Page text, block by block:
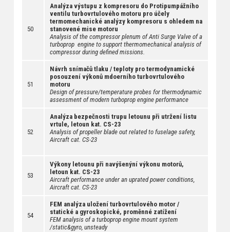
50
Analýza výstupu z kompresoru do Protipumpážního
ventilu turbovrtulového motoru pro účely
termomechanické analýzy kompresoru s ohledem na
stanovené mise motoru
Analysis of the compressor plenum of Anti Surge Valve of a
turboprop engine to support thermomechanical analysis of
compressor during defined missions.
51
Návrh snímačů tlaku / teploty pro termodynamické
posouzení výkonů mdoerního turbovrtulového
motoru
Design of pressure/temperature probes for thermodynamic
assessment of modern turboprop engine performance
52
Analýza bezpečnosti trupu letounu při utržení listu
vrtule, letoun kat. CS-23
Analysis of propeller blade out related to fuselage safety,
Aircraft cat. CS-23
53
Výkony letounu při navýšenýní výkonu motorů,
letoun kat. CS-23
Aircraft performance under an uprated power conditions,
Aircraft cat. CS-23
54
FEM analýza uložení turbovrtulového motor /
statické a gyroskopické, proměnné zatížení
FEM analysis of a turboprop engine mount system
/static&gyro, unsteady